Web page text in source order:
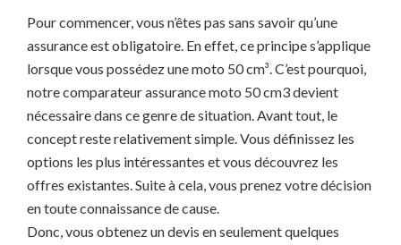
Pour commencer, vous n’êtes pas sans savoir qu’une
assurance est obligatoire. En effet, ce principe s’applique
lorsque vous possédez une moto 50 cm³. C’est pourquoi,
notre comparateur assurance moto 50 cm3 devient
nécessaire dans ce genre de situation. Avant tout, le
concept reste relativement simple. Vous définissez les
options les plus intéressantes et vous découvrez les
offres existantes. Suite à cela, vous prenez votre décision
en toute connaissance de cause.
Donc, vous obtenez un devis en seulement quelques